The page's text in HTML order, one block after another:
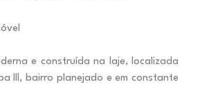
e construída na laje, localizada
III, bairro planejado e em constante